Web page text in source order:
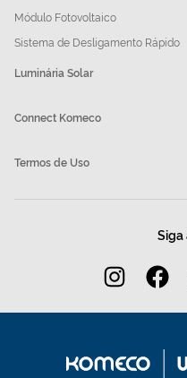
Módulo Fotovoltaico
Sistema de Desligamento Rápido
Luminária Solar
Connect Komeco
Termos de Uso
Siga